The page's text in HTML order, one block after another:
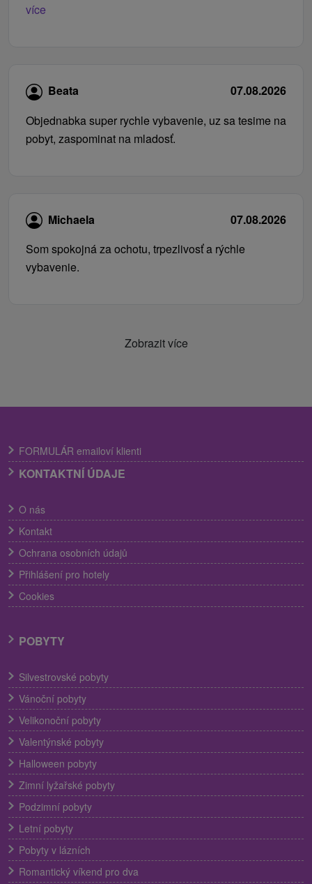
více
Beata
07.08.2026
Objednabka super rychle vybavenie, uz sa tesime na
pobyt, zaspominat na mladosť.
Michaela
07.08.2026
Som spokojná za ochotu, trpezlivosť a rýchle
vybavenie.
Zobrazit více
FORMULÁR emailoví klienti
KONTAKTNÍ ÚDAJE
O nás
Kontakt
Ochrana osobních údajů
Přihlášení pro hotely
Cookies
POBYTY
Silvestrovské pobyty
Vánoční pobyty
Velikonoční pobyty
Valentýnské pobyty
Halloween pobyty
Zimní lyžařské pobyty
Podzimní pobyty
Letní pobyty
Pobyty v lázních
Romantický víkend pro dva